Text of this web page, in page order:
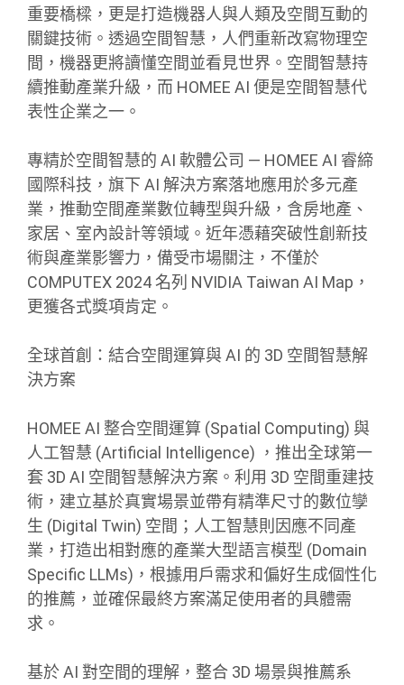
重要橋樑，更是打造機器人與人類及空間互動的
關鍵技術。透過空間智慧，人們重新改寫物理空
間，機器更將讀懂空間並看見世界。空間智慧持
續推動產業升級，而 HOMEE AI 便是空間智慧代
表性企業之一。
專精於空間智慧的 AI 軟體公司 — HOMEE AI 睿締
國際科技，旗下 AI 解決方案落地應用於多元產
業，推動空間產業數位轉型與升級，含房地產、
家居、室內設計等領域。近年憑藉突破性創新技
術與產業影響力，備受市場關注，不僅於
COMPUTEX 2024 名列 NVIDIA Taiwan AI Map，
更獲各式獎項肯定。
全球首創：結合空間運算與 AI 的 3D 空間智慧解
決方案
HOMEE AI 整合空間運算 (Spatial Computing) 與
人工智慧 (Artificial Intelligence) ，推出全球第一
套 3D AI 空間智慧解決方案。利用 3D 空間重建技
術，建立基於真實場景並帶有精準尺寸的數位孿
生 (Digital Twin) 空間；人工智慧則因應不同產
業，打造出相對應的產業大型語言模型 (Domain
Specific LLMs)，根據用戶需求和偏好生成個性化
的推薦，並確保最終方案滿足使用者的具體需
求。
基於 AI 對空間的理解，整合 3D 場景與推薦系